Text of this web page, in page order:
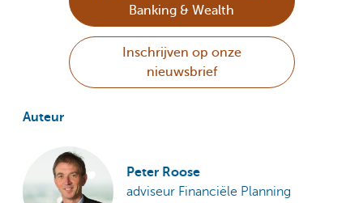
Banking & Wealth
Inschrijven op onze
nieuwsbrief
Auteur
Peter Roose
adviseur Financiële Planning